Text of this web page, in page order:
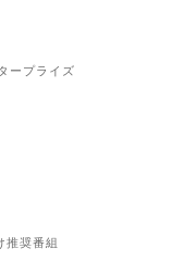
ープライズ
推奨番組